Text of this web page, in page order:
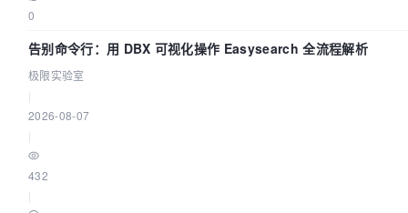
0
告别命令行：用 DBX 可视化操作 Easysearch 全流程解析
极限实验室
2026-08-07
432